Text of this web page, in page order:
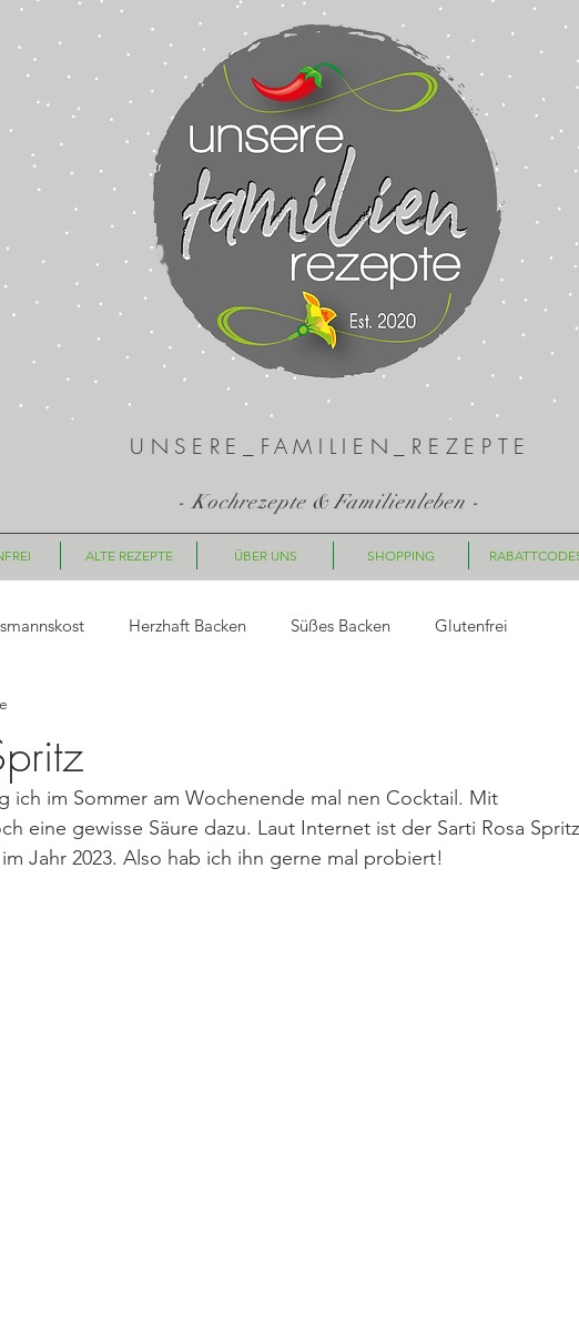
UNSERE_FAMILIEN_REZEPTE
- Kochrezepte & Familienleben -
ALTE REZEPTE ÜBER UNS SHOPPING
Herzhaft Backen Süßes Backen Glutenfrei
Frühstück Nachtisch/Dessert Winter/Weihnachten
ich im Sommer am Wochenende mal nen Cocktail. Mit
eine gewisse Säure dazu. Laut Internet ist der Sarti Rosa Spritz
Jahr 2023. Also hab ich ihn gerne mal probiert!